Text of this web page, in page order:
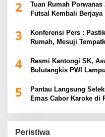
2
Tuan Rumah
Futsal Kembali Berjaya
3
Konferensi Pers :
Rumah, Mesuji
4
Resmi Kantongi SK,
Bulutangkis PWI
5
Pantau Langsung
Emas Cabor Karoke di
Peristiwa